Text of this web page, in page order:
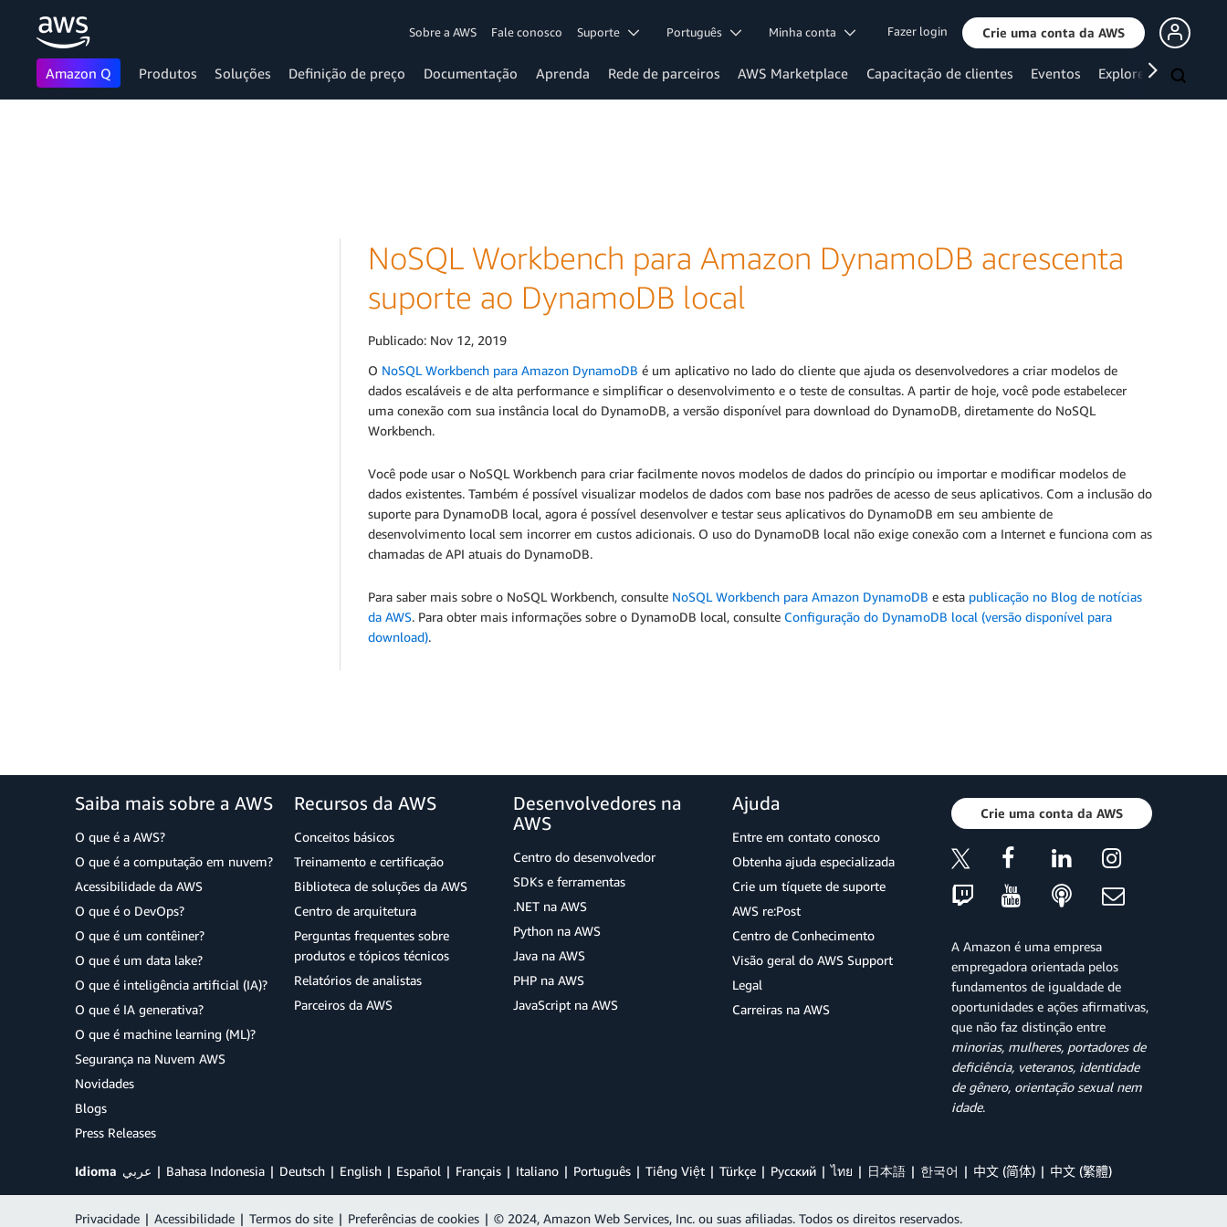
Sobre a AWS Fale conosco Suporte Português Minha conta Fazer login Crie uma conta da AWS
Amazon Q Produtos Soluções Definição de preço Documentação Aprenda Rede de parceiros AWS Marketplace Capacitação de clientes Eventos Explore mais
NoSQL Workbench para Amazon DynamoDB acrescenta
suporte ao DynamoDB local
Publicado: Nov 12, 2019
O NoSQL Workbench para Amazon DynamoDB é um aplicativo no lado do cliente que ajuda os desenvolvedores a criar modelos de
dados escaláveis e de alta performance e simplificar o desenvolvimento e o teste de consultas. A partir de hoje, você pode estabelecer
uma conexão com sua instância local do DynamoDB, a versão disponível para download do DynamoDB, diretamente do NoSQL
Workbench.
Você pode usar o NoSQL Workbench para criar facilmente novos modelos de dados do princípio ou importar e modificar modelos de
dados existentes. Também é possível visualizar modelos de dados com base nos padrões de acesso de seus aplicativos. Com a inclusão do
suporte para DynamoDB local, agora é possível desenvolver e testar seus aplicativos do DynamoDB em seu ambiente de
desenvolvimento local sem incorrer em custos adicionais. O uso do DynamoDB local não exige conexão com a Internet e funciona com as
chamadas de API atuais do DynamoDB.
Para saber mais sobre o NoSQL Workbench, consulte NoSQL Workbench para Amazon DynamoDB e esta publicação no Blog de notícias
da AWS. Para obter mais informações sobre o DynamoDB local, consulte Configuração do DynamoDB local (versão disponível para
download).
Saiba mais sobre a AWS
O que é a AWS?
O que é a computação em nuvem?
Acessibilidade da AWS
O que é o DevOps?
O que é um contêiner?
O que é um data lake?
O que é inteligência artificial (IA)?
O que é IA generativa?
O que é machine learning (ML)?
Segurança na Nuvem AWS
Novidades
Blogs
Press Releases
Recursos da AWS
Conceitos básicos
Treinamento e certificação
Biblioteca de soluções da AWS
Centro de arquitetura
Perguntas frequentes sobre
produtos e tópicos técnicos
Relatórios de analistas
Parceiros da AWS
Desenvolvedores na
AWS
Centro do desenvolvedor
SDKs e ferramentas
.NET na AWS
Python na AWS
Java na AWS
PHP na AWS
JavaScript na AWS
Ajuda
Entre em contato conosco
Obtenha ajuda especializada
Crie um tíquete de suporte
AWS re:Post
Centro de Conhecimento
Visão geral do AWS Support
Legal
Carreiras na AWS
Crie uma conta da AWS
A Amazon é uma empresa
empregadora orientada pelos
fundamentos de igualdade de
oportunidades e ações afirmativas,
que não faz distinção entre
minorias, mulheres, portadores de
deficiência, veteranos, identidade
de gênero, orientação sexual nem
idade.
Idioma عربي Bahasa Indonesia Deutsch English Español Français Italiano Português Tiếng Việt Türkçe Ρусский ไทย 日本語 한국어 中文 (简体) 中文 (繁體)
Privacidade | Acessibilidade | Termos do site | Preferências de cookies | © 2024, Amazon Web Services, Inc. ou suas afiliadas. Todos os direitos reservados.